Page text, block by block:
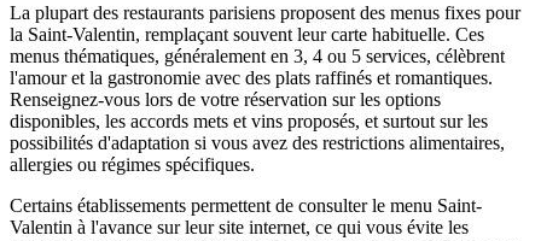
La plupart des restaurants parisiens proposent des menus fixes pour
la Saint-Valentin, remplaçant souvent leur carte habituelle. Ces
menus thématiques, généralement en 3, 4 ou 5 services, célèbrent
l'amour et la gastronomie avec des plats raffinés et romantiques.
Renseignez-vous lors de votre réservation sur les options
disponibles, les accords mets et vins proposés, et surtout sur les
possibilités d'adaptation si vous avez des restrictions alimentaires,
allergies ou régimes spécifiques.
Certains établissements permettent de consulter le menu Saint-
Valentin à l'avance sur leur site internet, ce qui vous évite les